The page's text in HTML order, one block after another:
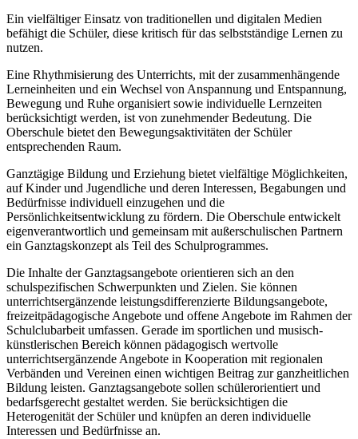
Ein vielfältiger Einsatz von traditionellen und digitalen Medien
befähigt die Schüler, diese kritisch für das selbstständige Lernen zu
nutzen.
Eine Rhythmisierung des Unterrichts, mit der zusammenhängende
Lerneinheiten und ein Wechsel von Anspannung und Entspannung,
Bewegung und Ruhe organisiert sowie individuelle Lernzeiten
berücksichtigt werden, ist von zunehmender Bedeutung. Die
Oberschule bietet den Bewegungsaktivitäten der Schüler
entsprechenden Raum.
Ganztägige Bildung und Erziehung bietet vielfältige Möglichkeiten,
auf Kinder und Jugendliche und deren Interessen, Begabungen und
Bedürfnisse individuell einzugehen und die
Persönlichkeitsentwicklung zu fördern. Die Oberschule entwickelt
eigenverantwortlich und gemeinsam mit außerschulischen Partnern
ein Ganztagskonzept als Teil des Schulprogrammes.
Die Inhalte der Ganztagsangebote orientieren sich an den
schulspezifischen Schwerpunkten und Zielen. Sie können
unterrichtsergänzende leistungsdifferenzierte Bildungsangebote,
freizeitpädagogische Angebote und offene Angebote im Rahmen der
Schulclubarbeit umfassen. Gerade im sportlichen und musisch-
künstlerischen Bereich können pädagogisch wertvolle
unterrichtsergänzende Angebote in Kooperation mit regionalen
Verbänden und Vereinen einen wichtigen Beitrag zur ganzheitlichen
Bildung leisten. Ganztagsangebote sollen schülerorientiert und
bedarfsgerecht gestaltet werden. Sie berücksichtigen die
Heterogenität der Schüler und knüpfen an deren individuelle
Interessen und Bedürfnisse an.